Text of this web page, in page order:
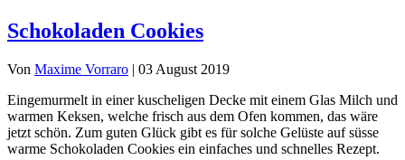
Schokoladen Cookies
Von Maxime Vorraro | 03 August 2019
Eingemurmelt in einer kuscheligen Decke mit einem Glas Milch und
warmen Keksen, welche frisch aus dem Ofen kommen, das wäre
jetzt schön. Zum guten Glück gibt es für solche Gelüste auf süsse
warme Schokoladen Cookies ein einfaches und schnelles Rezept.